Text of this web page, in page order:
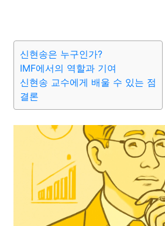
신현송은 누구인가?
IMF에서의 역할과 기여
신현송 교수에게 배울 수 있는 점
결론